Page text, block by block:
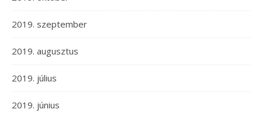
2019. szeptember
2019. augusztus
2019. július
2019. június